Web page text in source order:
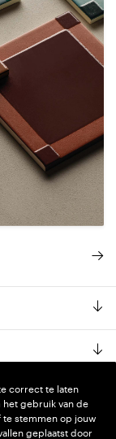
WONDERLAND
correct te laten
gebruik van de
te stemmen op jouw
geplaatst door